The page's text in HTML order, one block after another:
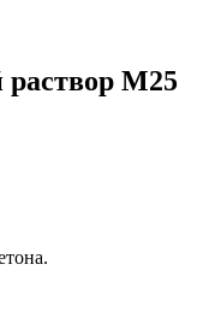
раствор М25